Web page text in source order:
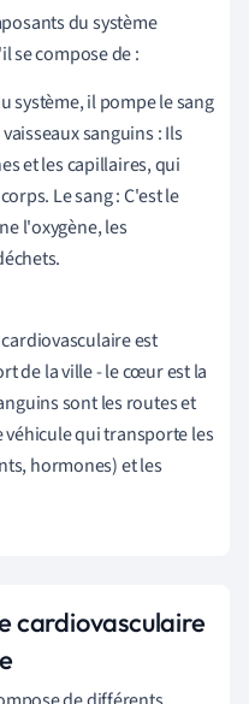
du système
se compose de :
système, il pompe le sang
sanguins : Ils
et les capillaires, qui
Le sang : C'est le
l'oxygène, les
est
de la ville - le cœur est la
sont les routes et
véhicule qui transporte les
hormones) et les
cardiovasculaire